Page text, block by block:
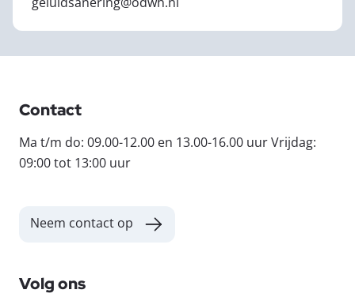
Contact
Ma t/m do: 09.00-12.00 en 13.00-16.00 uur Vrijdag:
09:00 tot 13:00 uur
Neem contact op
Volg ons